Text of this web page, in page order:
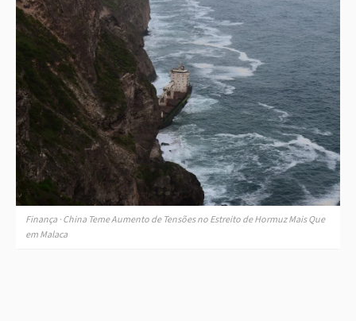
Finança · China Teme Aumento de Tensões no Estreito de Hormuz Mais Que
em Malaca